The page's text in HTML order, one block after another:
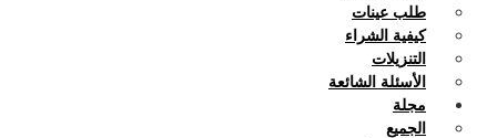
طلب عينات
كيفية الشراء
التنزيلات
الأسئلة الشائعة
مجلة
الجميع